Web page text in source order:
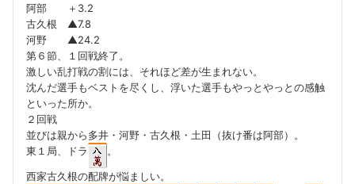
阿部 ＋3.2
古久根 ▲7.8
河野 ▲24.2
第６節、１回戦終了。
激しい乱打戦の割には、それほど差が生まれない。
沈んだ選手もベストを尽くし、浮いた選手もやっとやっとの感触
といった所か。
２回戦
並びは親から多井・河野・古久根・土田（抜け番は阿部）。
東１局、ドラ
。
西家古久根の配牌が悩ましい。